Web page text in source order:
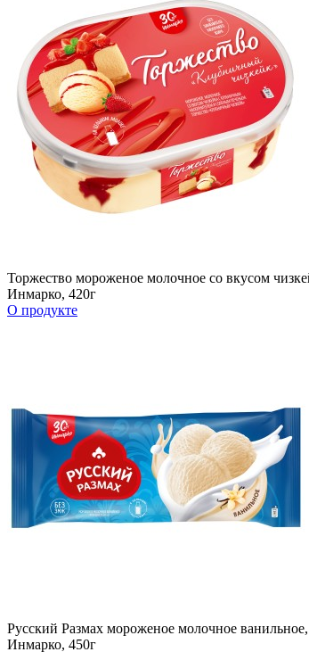
Торжество мороженое молочное со вкусом
Инмарко, 420г
О продукте
Русский Размах мороженое молочное ванильное,
Инмарко, 450г